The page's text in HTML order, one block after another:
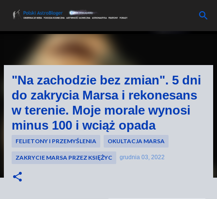
Przejdź do głównej zawartości
"Na zachodzie bez zmian". 5 dni
do zakrycia Marsa i rekonesans
w terenie. Moje morale wynosi
minus 100 i wciąż opada
FELIETONY I PRZEMYŚLENIA OKULTACJA MARSA
ZAKRYCIE MARSA PRZEZ KSIĘŻYC grudnia 03, 2022